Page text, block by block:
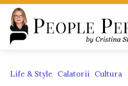
Life & Style Calatorii Cultura